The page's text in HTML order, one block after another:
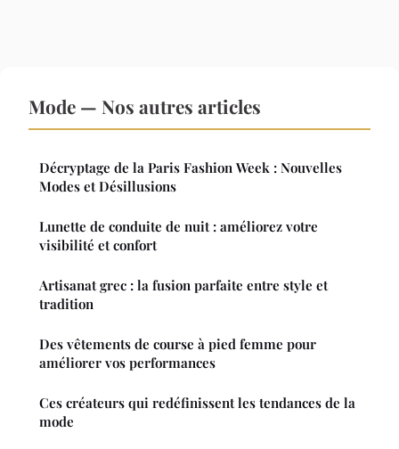
Mode — Nos autres articles
Décryptage de la Paris Fashion Week : Nouvelles
Modes et Désillusions
Lunette de conduite de nuit : améliorez votre
visibilité et confort
Artisanat grec : la fusion parfaite entre style et
tradition
Des vêtements de course à pied femme pour
améliorer vos performances
Ces créateurs qui redéfinissent les tendances de la
mode